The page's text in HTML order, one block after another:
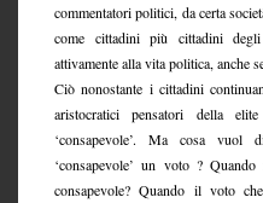
commentatori politici, da certa
come cittadini più cittadini
attivamente alla vita politica, anche
Ciò nonostante i cittadini
aristocratici pensatori della
‘consapevole’. Ma cosa vuol
‘consapevole’ un voto ?
consapevole? Quando il voto